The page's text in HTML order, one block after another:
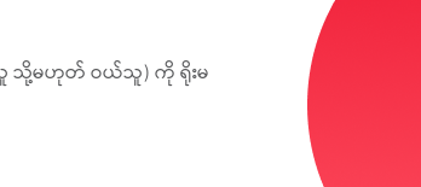
သူ သို့မဟုတ် ဝယ်သူ) ကို ရိုးမ